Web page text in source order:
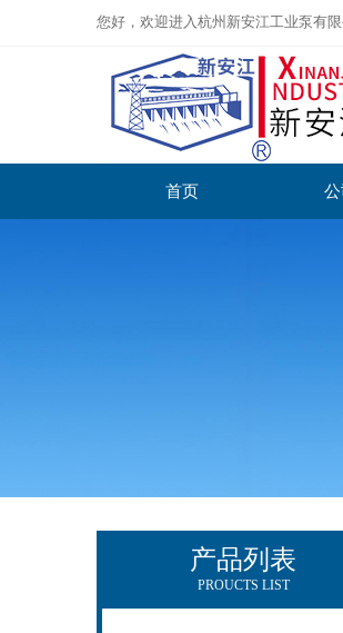
您好，欢迎进入杭州新安江工业泵有限
首页
产品列表
PROUCTS LIST